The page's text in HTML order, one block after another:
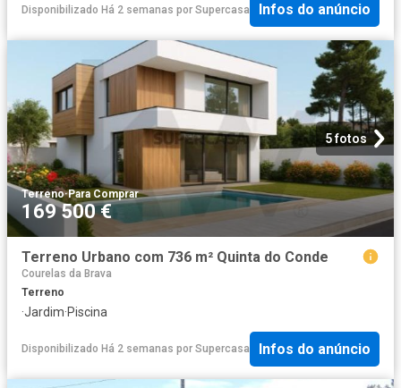
Disponibilizado Há 2 semanas por Supercasa Infos do anúncio
5 fotos
Terreno·Para Comprar
169 500 €
Terreno Urbano com 736 m² Quinta do Conde
Courelas da Brava
Terreno
·Jardim·Piscina
Disponibilizado Há 2 semanas por Supercasa Infos do anúncio